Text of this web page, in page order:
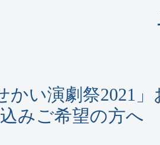
かい演劇祭2021
みご希望の方へ